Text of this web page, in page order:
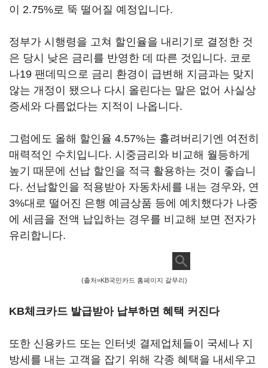
이 2.75%로 뚝 떨어질 예정입니다.
정부가 시행령을 고쳐 할인율을 내리기로 결정한 것
은 당시 낮은 금리를 반영한 데 따른 것입니다. 코로
나19 팬데믹으로 금리 환경이 급변해 지금과는 맞지
않는 개정이 됐으나 다시 올린다는 말은 없어 사실상
증세와 다름없다는 지적이 나옵니다.
그럼에도 올해 할인율 4.57%는 흘려버리기엔 여전히
매력적인 수치입니다. 시중금리와 비교해 월등하게
높기 때문에 선납 할인을 적극 활용하는 것이 좋습니
다. 선납할인을 적용받아 자동차세를 내는 경우와, 연
3%대로 떨어진 은행 예금상품 등에 예치했다가 나중
에 세금을 전액 납입하는 경우를 비교해 보면 전자가
유리합니다.
(출처=KB국민카드 홈페이지 갈무리)
KB체크카드 발급받아 납부하면 혜택 커진다
또한 신용카드 또는 인터넷 결제업체들이 국세나 지
방세를 내는 고객을 잡기 위해 각종 혜택을 내세우고